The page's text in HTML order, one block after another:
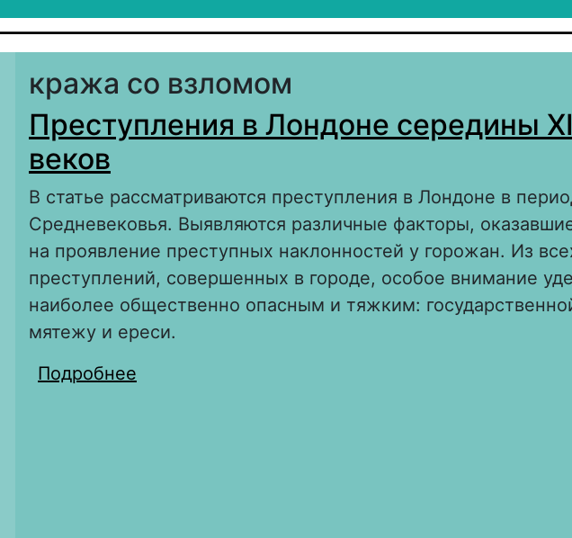
кража cо взломом
Преступления в Лондоне середины
веков
В статье рассматриваются преступления в Лондоне в
Средневековья. Выявляются различные факторы,
на проявление преступных наклонностей у горожан. Из
преступлений, совершенных в городе, особое внимание
наиболее общественно опасным и тяжким:
мятежу и ереси.
Подробнее